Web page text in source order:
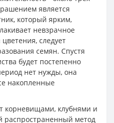
является
который ярким,
невзрачное
следует
семян. Спустя
будет постепенно
нет нужды, она
накопленные
корневищами, клубнями и
метод